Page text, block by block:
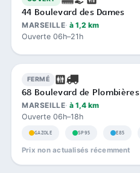
44 Boulevard des Dames
MARSEILLE à 1,2 km
Ouverte 06h–21h
FERMÉ
68 Boulevard de Plombières
MARSEILLE à 1,4 km
Ouverte 06h–18h
GAZOLE SP95 E85
Prix non actualisés récemment